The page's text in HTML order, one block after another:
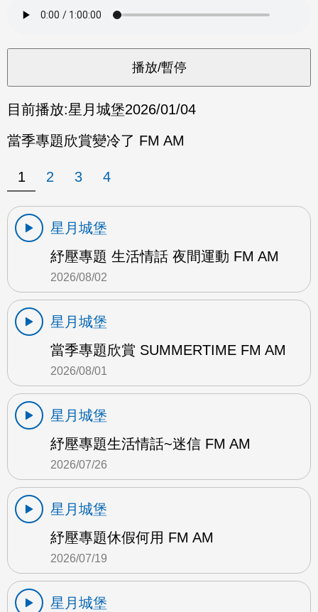
目前播放:星月城堡2026/01/04
當季專題欣賞變冷了 FM AM
1 2 3 4
星月城堡
紓壓專題 生活情話 夜間運動 FM AM
2026/08/02
星月城堡
當季專題欣賞 SUMMERTIME FM AM
2026/08/01
星月城堡
紓壓專題生活情話~迷信 FM AM
2026/07/26
星月城堡
紓壓專題休假何用 FM AM
2026/07/19
星月城堡